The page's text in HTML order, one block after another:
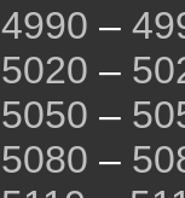
4990 –
5020 –
5050 –
5080 –